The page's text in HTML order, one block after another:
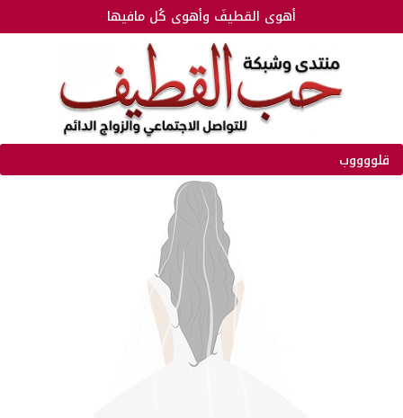
أهوى القطيفَ وأهوى كُل مافيها
قلووووب